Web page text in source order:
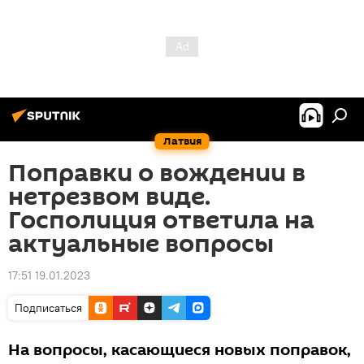
Латвия
Поправки о вождении в
нетрезвом виде.
Госполиция ответила на
актуальные вопросы
17:51 19.01.2023
Подписаться
На вопросы, касающиеся новых поправок,